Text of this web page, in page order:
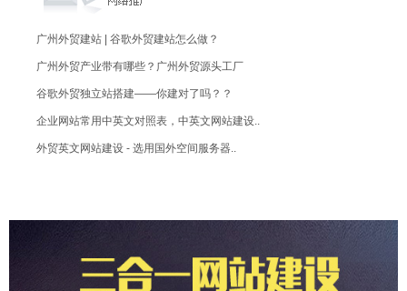
广州外贸建站 | 谷歌外贸建站怎么做？
广州外贸产业带有哪些？广州外贸源头工厂
谷歌外贸独立站搭建——你建对了吗？？
企业网站常用中英文对照表，中英文网站建设..
外贸英文网站建设 - 选用国外空间服务器..
广州外贸建站 - 国外独立站建站技巧
广州外贸建站 - 让国外网站建设炙手可热..